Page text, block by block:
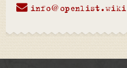
info@openlist.wiki